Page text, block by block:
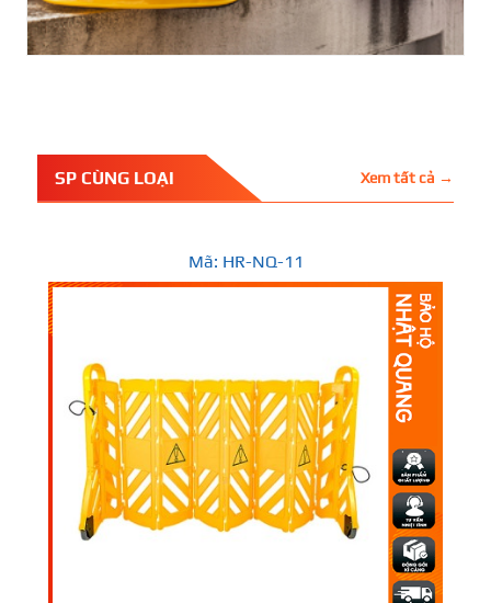
SP CÙNG LOẠI Xem tất cả →
Mã: HR-NQ-11